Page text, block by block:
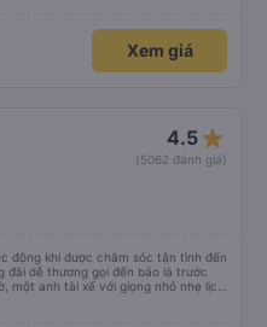
ghế ngồi vô cùng thoải mái - hoàn
hoạt động hoàn hảo, giữ cho
chân lý tưởng: Chúng tôi có một
kết thúc chuyến đi của tôi dễ dàng
bộ đội ngũ nhân viên đều thể
hiệu quả và chuyên nghiệp. Rất
giữa TP.HCM và Vũng Tàu! Tôi chắc
Xem giá
4.5 star_rate
(5062 đánh giá)
động khi được chăm sóc tận tình đến
đài dễ thương gọi đến báo là trước
một anh tài xế với giọng nhỏ nhẹ lịch
hơi đông nhưng anh tài xế vẫn